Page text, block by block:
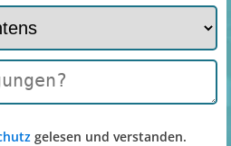
gelesen und verstanden.